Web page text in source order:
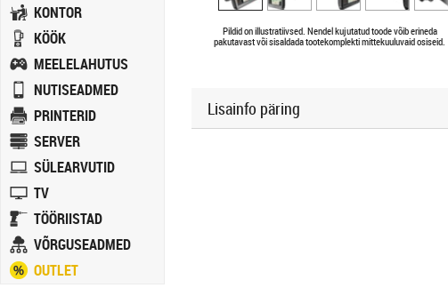
KONTOR
KÖÖK
MEELELAHUTUS
NUTISEADMED
PRINTERID
SERVER
SÜLEARVUTID
TV
TÖÖRIISTAD
VÕRGUSEADMED
OUTLET
Pildid on illustratiivsed. Nendel kujutatud toode võib erineda
pakutavast või sisaldada tootekomplekti mittekuuluvaid osiseid.
Lisainfo päring